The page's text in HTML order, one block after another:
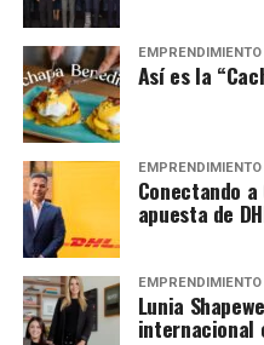
EMPRENDIMIENTO
Así es la
EMPRENDIMIENTO
Conectando
apuesta de
EMPRENDIMIENTO
Lunia
internacional